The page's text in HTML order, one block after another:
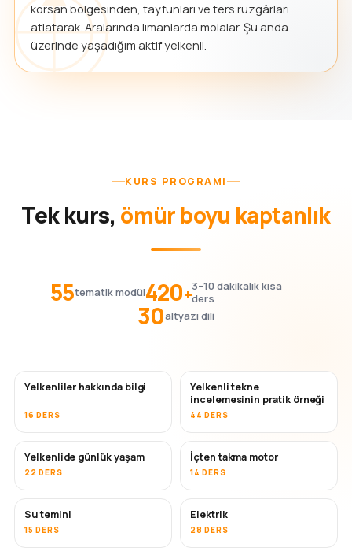
korsan bölgesinden, tayfunları ve ters rüzgârları
atlatarak. Aralarında limanlarda molalar. Şu anda
üzerinde yaşadığım aktif yelkenli.
KURS PROGRAMI
Tek kurs, ömür boyu kaptanlık
55tematik modül420+3–10 dakikalık kısa
ders
30altyazı dili
Yelkenliler hakkında bilgi
16 DERS
Yelkenli tekne
incelemesinin pratik örneği
44 DERS
Yelkenlide günlük yaşam
22 DERS
İçten takma motor
14 DERS
Su temini
15 DERS
Elektrik
28 DERS